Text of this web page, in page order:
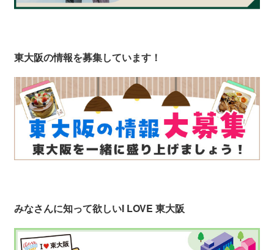
東大阪の情報を募集しています！
みなさんに知って欲しいI LOVE 東大阪